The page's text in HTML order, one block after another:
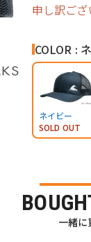
申し訳ござ
COLOR :
ネイビー
SOLD OUT
一緒に